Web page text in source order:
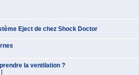
Eject de chez Shock Doctor
la ventilation ?
]